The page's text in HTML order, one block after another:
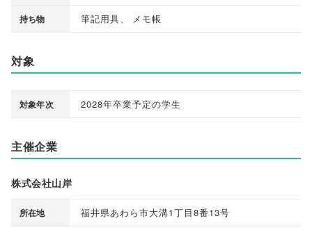
持ち物 筆記用具、 メモ帳
対象
対象年次 2028年卒業予定の学生
主催企業
株式会社山岸
所在地 福井県あわら市大溝1丁目8番13号